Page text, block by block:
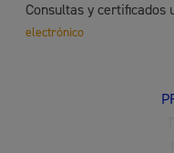
Consultas y certificados
electrónico